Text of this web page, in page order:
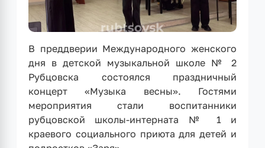
В преддверии Международного женского
дня в детской музыкальной школе № 2
Рубцовска состоялся праздничный
концерт «Музыка весны». Гостями
мероприятия стали воспитанники
рубцовской школы-интерната № 1 и
краевого социального приюта для детей и